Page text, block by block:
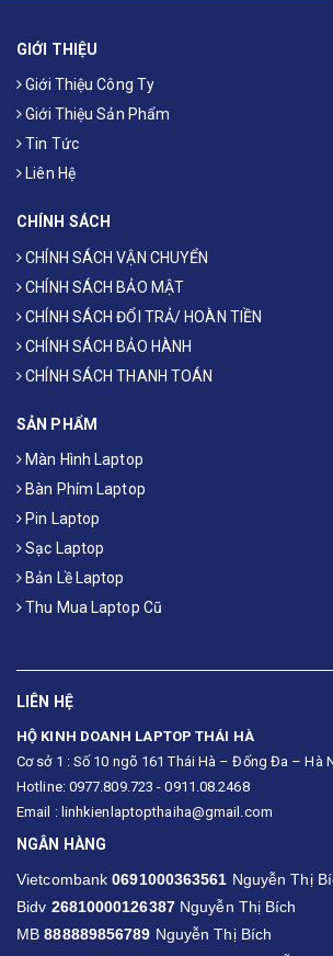
GIỚI THIỆU
Giới Thiệu Công Ty
Giới Thiệu Sản Phẩm
Tin Tức
Liên Hệ
CHÍNH SÁCH
CHÍNH SÁCH VẬN CHUYỂN
CHÍNH SÁCH BẢO MẬT
CHÍNH SÁCH ĐỔI TRẢ/ HOÀN TIỀN
CHÍNH SÁCH BẢO HÀNH
CHÍNH SÁCH THANH TOÁN
SẢN PHẨM
Màn Hình Laptop
Bàn Phím Laptop
Pin Laptop
Sạc Laptop
Bản Lề Laptop
Thu Mua Laptop Cũ
LIÊN HỆ
HỘ KINH DOANH LAPTOP THÁI HÀ
Cơ sở 1 : Số 10 ngõ 161 Thái Hà – Đống Đa – Hà
Hotline: 0977.809.723 - 0911.08.2468
Email : linhkienlaptopthaiha@gmail.com
NGÂN HÀNG
Vietcombank0691000363561 Nguyễn Thị
Bidv 26810000126387Nguyễn Thị Bích
MB888889856789 Nguyễn Thị Bích